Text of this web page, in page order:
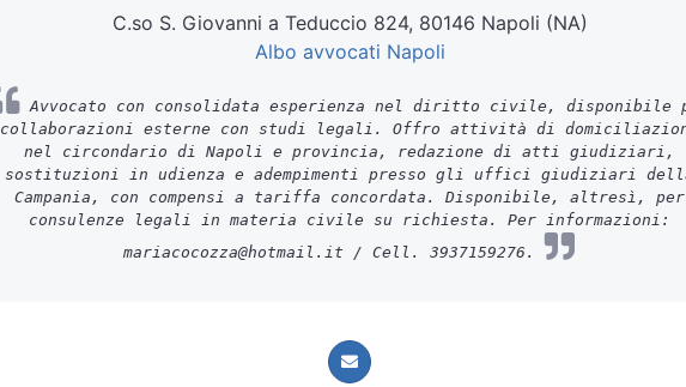
C.so S. Giovanni a Teduccio 824, 80146 Napoli (NA)
Albo avvocati Napoli
Avvocato con consolidata esperienza nel diritto civile, disponibile
collaborazioni esterne con studi legali. Offro attività di
nel circondario di Napoli e provincia, redazione di atti giudiziari,
sostituzioni in udienza e adempimenti presso gli uffici giudiziari
Campania, con compensi a tariffa concordata. Disponibile, altresì, per
consulenze legali in materia civile su richiesta. Per informazioni:
mariacocozza@hotmail.it / Cell. 3937159276.